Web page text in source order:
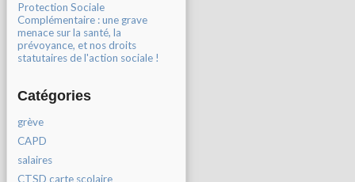
Protection Sociale
Complémentaire : une grave
menace sur la santé, la
prévoyance, et nos droits
statutaires de l'action sociale !
Catégories
grève
CAPD
salaires
CTSD carte scolaire